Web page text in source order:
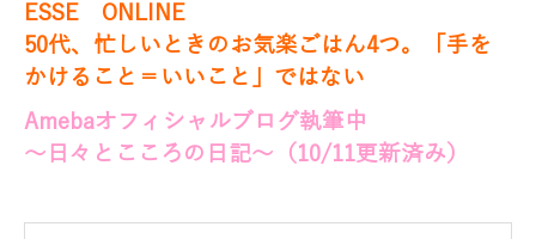
ESSE ONLINE
50代、忙しいときのお気楽ごはん4つ。「手を
かけること＝いいこと」ではない
Amebaオフィシャルブログ執筆中
～日々とこころの日記～（10/11更新済み）